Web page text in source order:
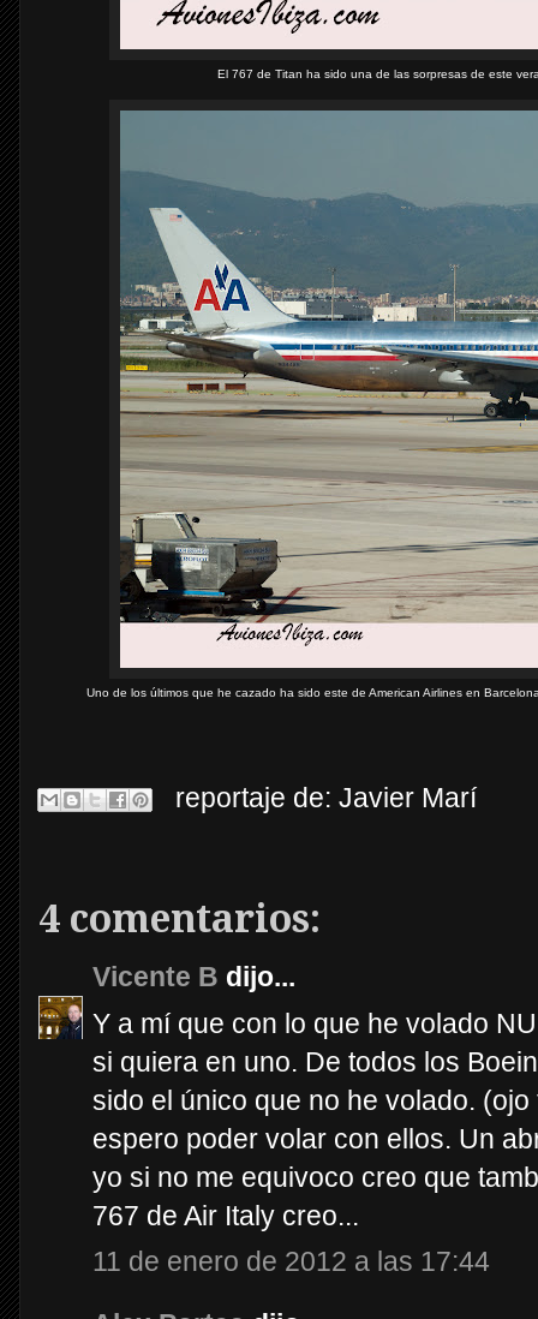
El 767 de Titan ha sido una de las sorpresas de este
Uno de los últimos que he cazado ha sido este de American Airlines en
reportaje de: Javier Marí
4 comentarios:
Vicente B dijo...
Y a mí que con lo que he volado
si quiera en uno. De todos los
sido el único que no he volado.
espero poder volar con ellos. Un
yo si no me equivoco creo que
767 de Air Italy creo...
11 de enero de 2012 a las 17:44